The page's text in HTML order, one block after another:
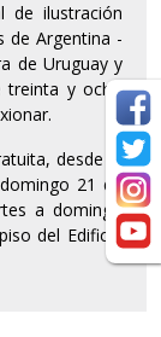
de ilustración
de Argentina -
de Uruguay y
treinta y ocho
desde el
21 de
a domingo
del Edificio